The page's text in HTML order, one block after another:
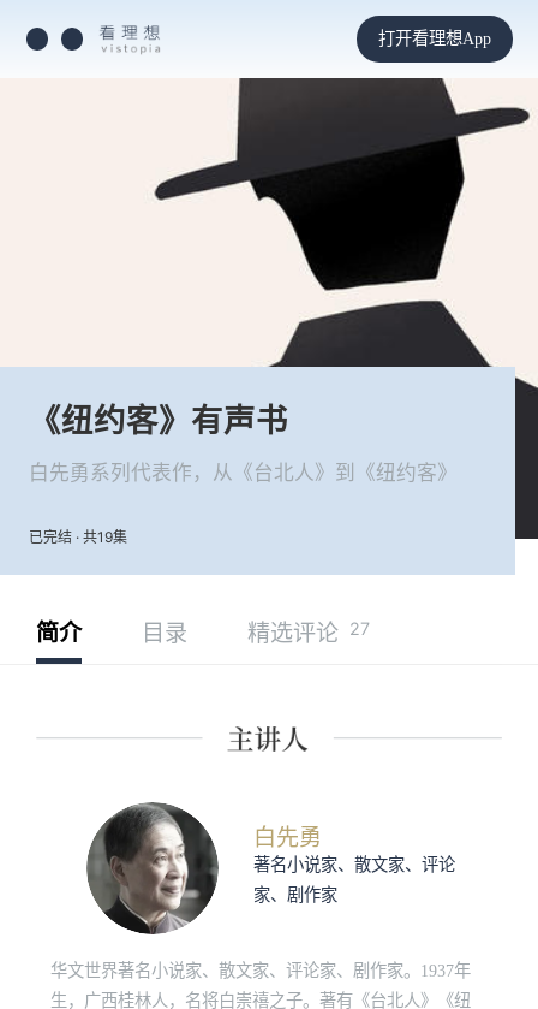
打开看理想App
《纽约客》有声书
白先勇系列代表作，从《台北人》到《纽约客》
已完结 · 共19集
简介 目录 精选评论 27
白先勇
著名小说家、散文家、评论
家、剧作家
华文世界著名小说家、散文家、评论家、剧作家。1937年
生，广西桂林人，名将白崇禧之子。著有《台北人》《纽